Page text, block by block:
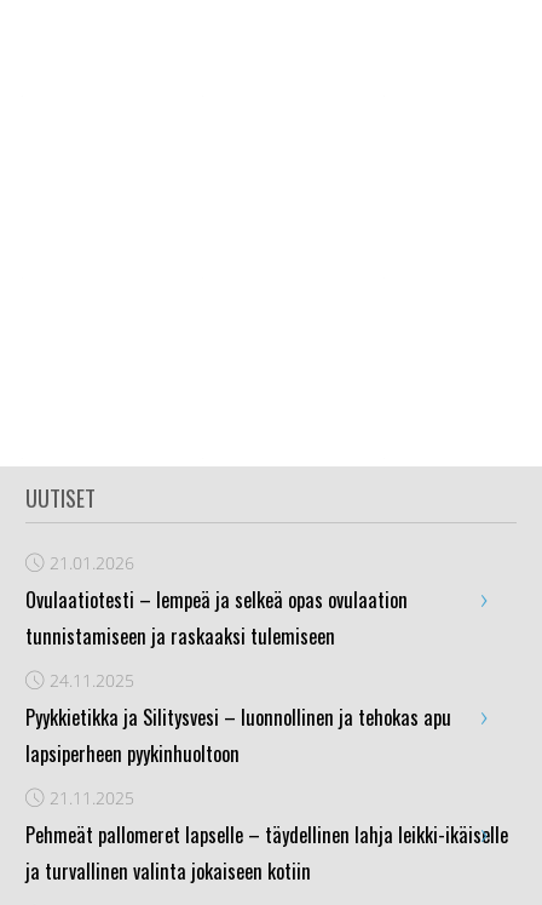
UUTISET
21.01.2026
Ovulaatiotesti – lempeä ja selkeä opas ovulaation
tunnistamiseen ja raskaaksi tulemiseen
›
24.11.2025
Pyykkietikka ja Silitysvesi – luonnollinen ja tehokas apu
lapsiperheen pyykinhuoltoon
›
21.11.2025
Pehmeät pallomeret lapselle – täydellinen lahja leikki-ikäiselle
ja turvallinen valinta jokaiseen kotiin
›